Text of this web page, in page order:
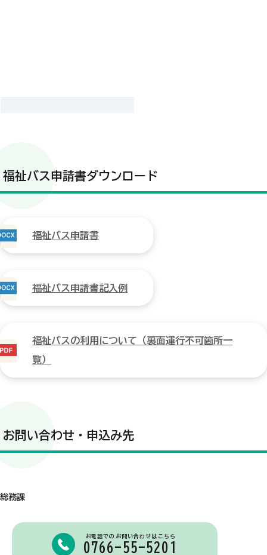
福祉バス申請書ダウンロード
福祉バス申請書
福祉バス申請書記入例
福祉バスの利用について（裏面運行不可箇所一
覧）
お問い合わせ・申込み先
総務課
お電話でのお問い合わせはこちら
0766-55-5201